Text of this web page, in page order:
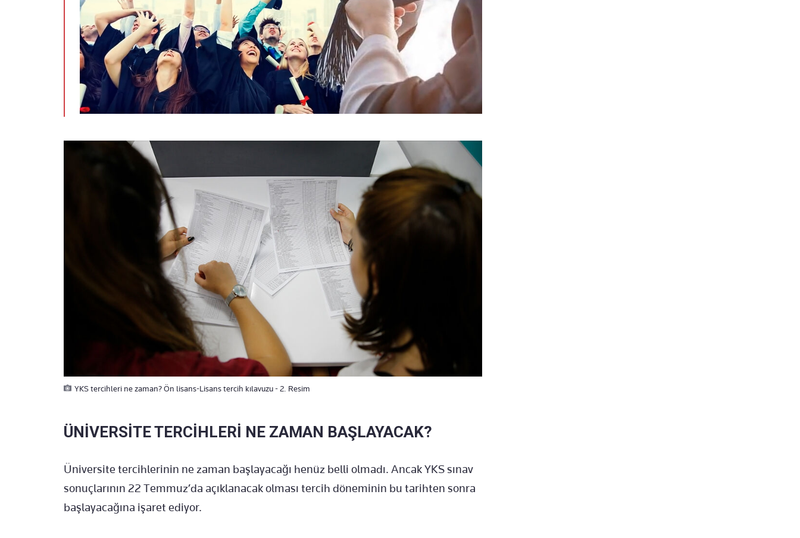
YKS tercihleri ne zaman? Ön lisans-Lisans tercih kılavuzu - 2. Resim
ÜNİVERSİTE TERCİHLERİ NE ZAMAN BAŞLAYACAK?
Üniversite tercihlerinin ne zaman başlayacağı henüz belli olmadı. Ancak YKS sınav
sonuçlarının 22 Temmuz’da açıklanacak olması tercih döneminin bu tarihten sonra
başlayacağına işaret ediyor.